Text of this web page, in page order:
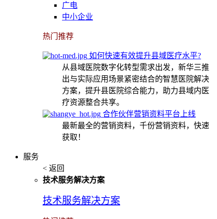
广电
中小企业
热门推荐
如何快速有效提升县域医疗水平?
从县域医院数字化转型需求出发，新华三推
出与实际应用场景紧密结合的智慧医院解决
方案，提升县医院综合能力，助力县域内医
疗资源整合共享。
合作伙伴营销资料平台上线
最新最全的营销资料，千份营销资料，快速
获取！
服务
< 返回
技术服务解决方案
技术服务解决方案